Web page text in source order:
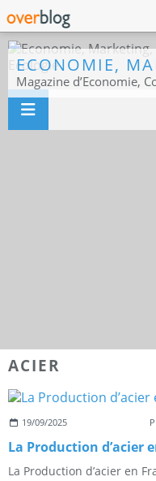
ACIER
19/09/2025
La Production d’acier
La Production d’acier en